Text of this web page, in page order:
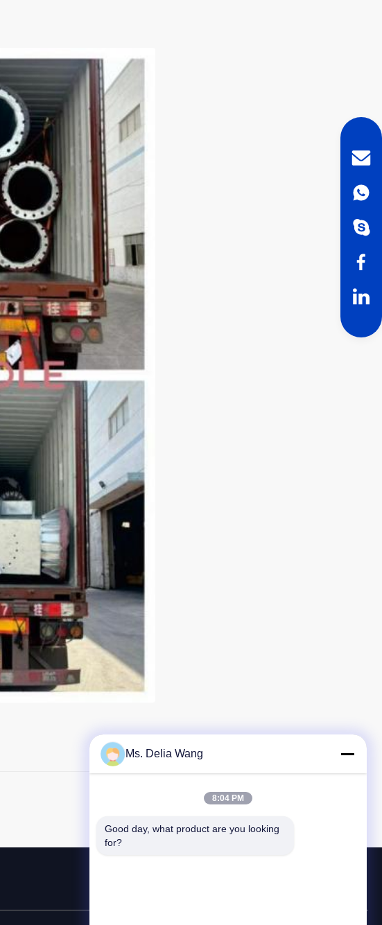
Articolo Successivo
Ms. Delia Wang
8:04 PM
Good day, what product are you looking
for?